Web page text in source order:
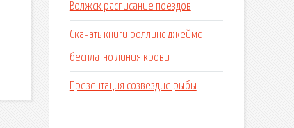
Волжск расписание поездов
Скачать книги роллинс джеймс
бесплатно линия крови
Презентация созвездие рыбы